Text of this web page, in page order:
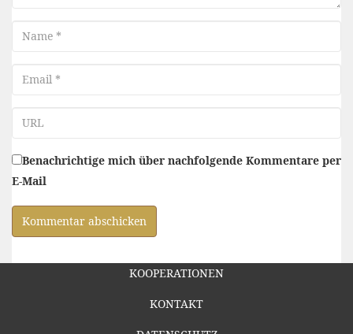
Name
Email
Benachrichtige mich über nachfolgende Kommentare per
E-Mail
KOOPERATIONEN
KONTAKT